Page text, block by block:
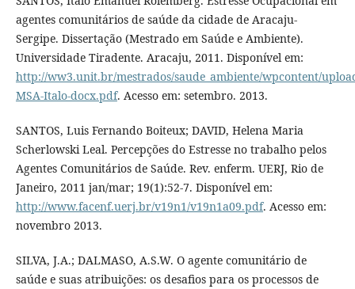
agentes comunitários de saúde da cidade de Aracaju-
Sergipe. Dissertação (Mestrado em Saúde e Ambiente).
Universidade Tiradente. Aracaju, 2011. Disponível em:
http://ww3.unit.br/mestrados/saude_ambiente/wpcontent/
MSA-Italo-docx.pdf. Acesso em: setembro. 2013.
SANTOS, Luis Fernando Boiteux; DAVID, Helena Maria
Scherlowski Leal. Percepções do Estresse no trabalho pelos
Agentes Comunitários de Saúde. Rev. enferm. UERJ, Rio de
Janeiro, 2011 jan/mar; 19(1):52-7. Disponível em:
http://www.facenf.uerj.br/v19n1/v19n1a09.pdf. Acesso em:
novembro 2013.
SILVA, J.A.; DALMASO, A.S.W. O agente comunitário de
saúde e suas atribuições: os desafios para os processos de